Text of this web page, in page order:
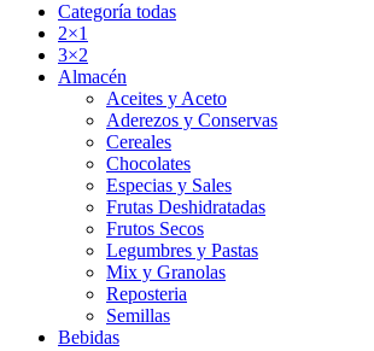
Categoría todas
2×1
3×2
Almacén
Aceites y Aceto
Aderezos y Conservas
Cereales
Chocolates
Especias y Sales
Frutas Deshidratadas
Frutos Secos
Legumbres y Pastas
Mix y Granolas
Reposteria
Semillas
Bebidas